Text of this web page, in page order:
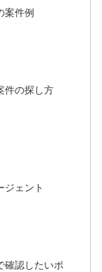
案件例
件の探し方
ジェント
確認したいポ